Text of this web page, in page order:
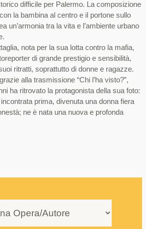
difficile per Palermo. La composizione
la bambina al centro e il portone sullo
un’armonia tra la vita e l’ambiente urbano
nota per la sua lotta contro la mafia,
di grande prestigio e sensibilità,
ritratti, soprattutto di donne e ragazze.
alla trasmissione “Chi l’ha visto?”,
ha ritrovato la protagonista della sua foto:
prima, divenuta una donna fiera
ne è nata una nuova e profonda